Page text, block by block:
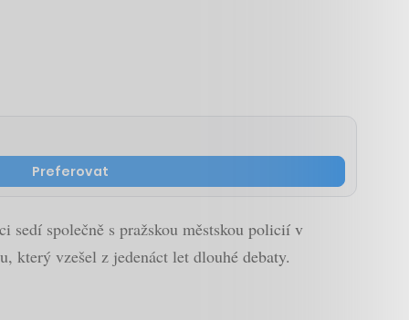
Preferovat
sedí společně s pražskou městskou policií v
který vzešel z jedenáct let dlouhé debaty.